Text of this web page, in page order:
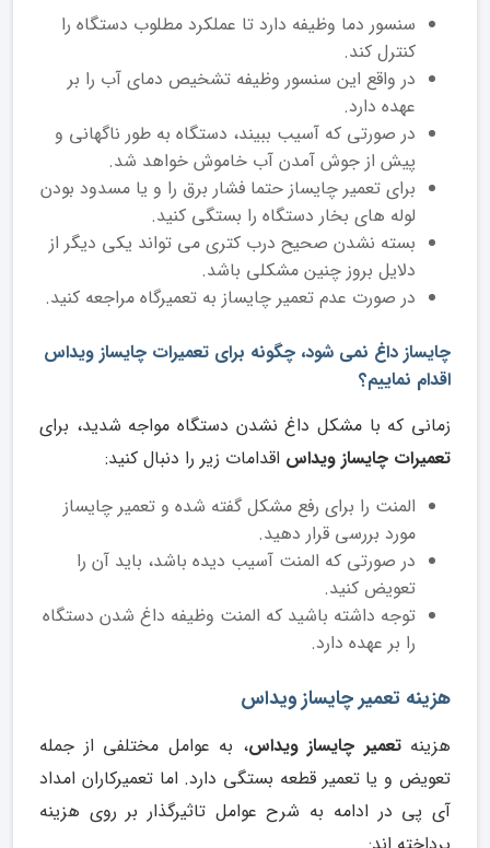
سنسور دما وظیفه دارد تا عملکرد مطلوب دستگاه را
کنترل کند.
در واقع این سنسور وظیفه تشخیص دمای آب را بر
عهده دارد.
در صورتی که آسیب ببیند، دستگاه به طور ناگهانی و
پیش از جوش آمدن آب خاموش خواهد شد.
برای تعمیر چایساز حتما فشار برق را و یا مسدود بودن
لوله های بخار دستگاه را بستگی کنید.
بسته نشدن صحیح درب کتری می تواند یکی دیگر از
دلایل بروز چنین مشکلی باشد.
در صورت عدم تعمیر چایساز به تعمیرگاه مراجعه کنید.
چایساز داغ نمی شود، چگونه برای تعمیرات چایساز ویداس
اقدام نماییم؟
زمانی که با مشکل داغ نشدن دستگاه مواجه شدید، برای
تعمیرات چایساز ویداس اقدامات زیر را دنبال کنید:
المنت را برای رفع مشکل گفته شده و تعمیر چایساز
مورد بررسی قرار دهید.
در صورتی که المنت آسیب دیده باشد، باید آن را
تعویض کنید.
توجه داشته باشید که المنت وظیفه داغ شدن دستگاه
را بر عهده دارد.
هزینه تعمیر چایساز ویداس
هزینهتعمیر چایساز ویداس، به عوامل مختلفی از جمله
تعویض و یا تعمیر قطعه بستگی دارد. اما تعمیرکاران امداد
آی پی در ادامه به شرح عوامل تاثیرگذار بر روی هزینه